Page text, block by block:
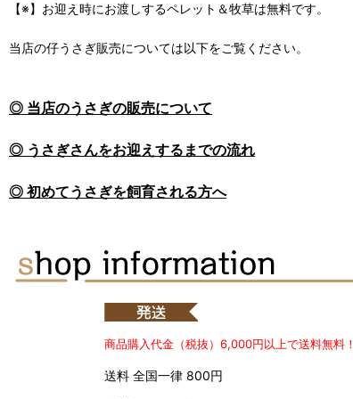
【※】お迎え時にお渡しするペレット＆牧草は無料です。
当店の仔うさぎ販売については以下をご覧ください。
◎ 当店のうさぎの販売について
◎ うさぎさんをお迎えするまでの流れ
◎ 初めてうさぎを飼育される方へ
商品購入代金（税抜）6,000円以上で送料無料！
送料 全国一律 800円